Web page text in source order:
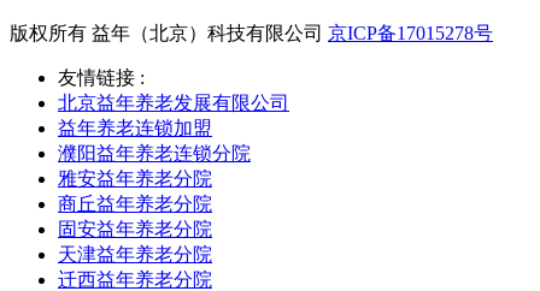
版权所有 益年（北京）科技有限公司 京ICP备17015278号
友情链接 :
北京益年养老发展有限公司
益年养老连锁加盟
濮阳益年养老连锁分院
雅安益年养老分院
商丘益年养老分院
固安益年养老分院
天津益年养老分院
迁西益年养老分院